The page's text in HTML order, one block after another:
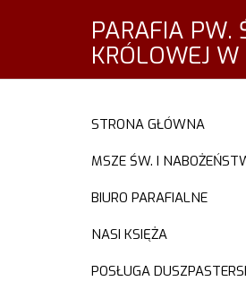
PARAFIA PW.
KRÓLOWEJ W
STRONA GŁÓWNA
MSZE ŚW. I
BIURO PARAFIALNE
NASI KSIĘŻA
POSŁUGA
GRU
2022
MAJ
2023